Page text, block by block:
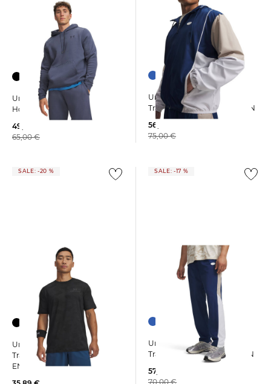
+3
Under Armour | Herren
Hoodie ESSENTIAL FLEECE
49,65 €
65,00 €
Under Armour | Herren
Trainingsjacke RIVAL WOVEN
56,49 €
75,00 €
SALE: -20 %
Under Armour | Herren
Trainingsshirt VANISH
ENERGY PRINTED
SALE: -17 %
Under Armour | Herren
Trainingshose RIVAL WOVEN
57,95 €
70,00 €